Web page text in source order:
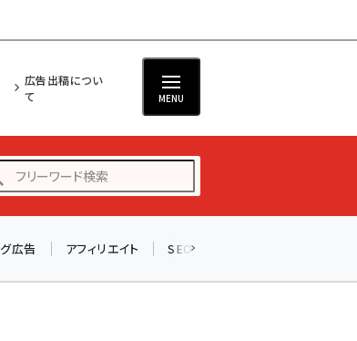
広告出稿につい
て
MENU
グ広告 アフィリエイト SEO